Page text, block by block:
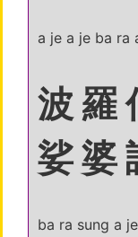
a je a je ba ra
波 羅
娑 婆
ba ra sung a